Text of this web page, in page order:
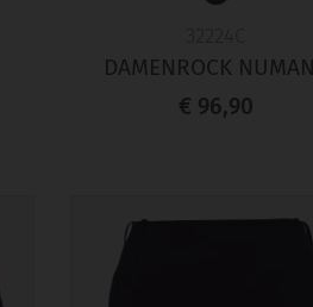
DAMENROCK
€ 96,90